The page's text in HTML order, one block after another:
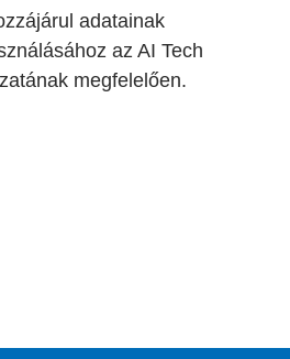
adatainak
az AI Tech
megfelelően.